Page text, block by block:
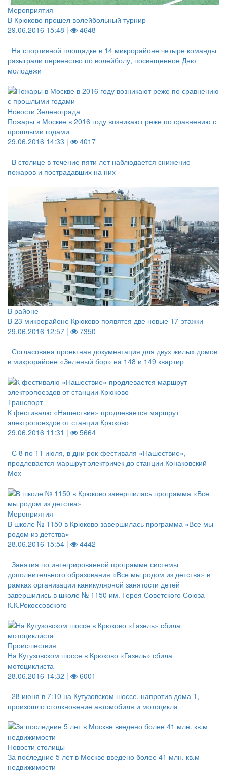
Мероприятия
В Крюково прошел волейбольный турнир
29.06.2016 15:48 |
4648
На спортивной площадке в 14 микрорайоне четыре команды
разыграли первенство по волейболу, посвященное Дню
молодежи
Новости Зеленограда
Пожары в Москве в 2016 году возникают реже по сравнению с
прошлыми годами
29.06.2016 14:33 |
4017
В столице в течение пяти лет наблюдается снижение
пожаров и пострадавших на них
В районе
В 23 микрорайоне Крюково появятся две новые 17-этажки
29.06.2016 12:57 |
7350
Согласована проектная документация для двух жилых домов
в микрорайоне «Зеленый бор» на 148 и 149 квартир
Транспорт
К фестивалю «Нашествие» продлевается маршрут
электропоездов от станции Крюково
29.06.2016 11:31 |
5664
С 8 по 11 июля, в дни рок-фестиваля «Нашествие»,
продлевается маршрут электричек до станции Конаковский
Мох
Мероприятия
В школе № 1150 в Крюково завершилась программа «Все мы
родом из детства»
28.06.2016 15:54 |
4442
Занятия по интегрированной программе системы
дополнительного образования «Все мы родом из детства» в
рамках организации каникулярной занятости детей
завершились в школе № 1150 им. Героя Советского Союза
К.К.Рокоссовского
Происшествия
На Кутузовском шоссе в Крюково «Газель» сбила
мотоциклиста
28.06.2016 14:32 |
6001
28 июня в 7:10 на Кутузовском шоссе, напротив дома 1,
произошло столкновение автомобиля и мотоцикла
Новости столицы
За последние 5 лет в Москве введено более 41 млн. кв.м
недвижимости